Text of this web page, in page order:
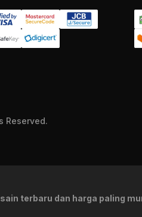
Reserved.
terbaru dan harga paling